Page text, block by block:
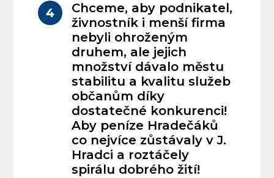
4
Chceme, aby podnikatel,
živnostník i menší firma
nebyli ohroženým
druhem, ale jejich
množství dávalo městu
stabilitu a kvalitu služeb
občanům díky
dostatečné konkurenci!
Aby peníze Hradečáků
co nejvíce zůstávaly v J.
Hradci a roztáčely
spirálu dobrého žití!